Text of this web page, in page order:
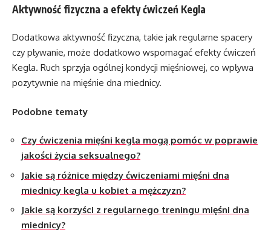
Aktywność fizyczna a efekty ćwiczeń Kegla
Dodatkowa aktywność fizyczna, takie jak regularne spacery
czy pływanie, może dodatkowo wspomagać efekty ćwiczeń
Kegla. Ruch sprzyja ogólnej kondycji mięśniowej, co wpływa
pozytywnie na mięśnie dna miednicy.
Podobne tematy
Czy ćwiczenia mięśni kegla mogą pomóc w poprawie
jakości życia seksualnego?
Jakie są różnice między ćwiczeniami mięśni dna
miednicy kegla u kobiet a mężczyzn?
Jakie są korzyści z regularnego treningu mięśni dna
miednicy?